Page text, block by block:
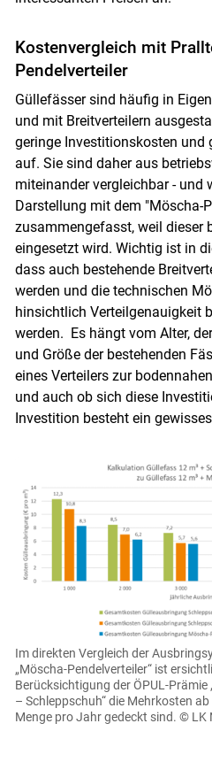
Kostenvergleich mit
Pendelverteiler
Güllefässer sind häufig in
und mit Breitverteilern
geringe Investitionskosten und
auf. Sie sind daher aus
miteinander vergleichbar - und
Darstellung mit dem "Möscha-
zusammengefasst, weil dieser
eingesetzt wird. Wichtig ist in
dass auch bestehende
werden und die technischen
hinsichtlich Verteilgenauigkeit
werden. Es hängt vom Alter,
und Größe der bestehenden
eines Verteilers zur
und auch ob sich diese
Investition besteht ein
Im direkten Vergleich der
„Möscha-Pendelverteiler“ ist
Berücksichtigung der ÖPUL-
– Schleppschuh“ die Mehrkosten
Menge pro Jahr gedeckt sind. © LK